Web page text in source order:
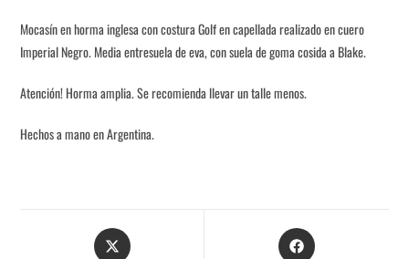
Mocasín en horma inglesa con costura Golf en capellada realizado en cuero
Imperial Negro. Media entresuela de eva, con suela de goma cosida a Blake.
Atención! Horma amplia. Se recomienda llevar un talle menos.
Hechos a mano en Argentina.